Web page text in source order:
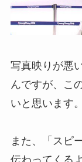
写真映りが悪
んですが、こ
いと思います。
また、「スピ